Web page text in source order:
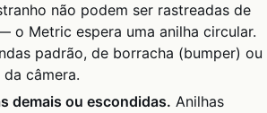
não podem ser rastreadas de
o Metric espera uma anilha circular.
padrão, de borracha (bumper) ou
câmera.
demais ou escondidas. Anilhas